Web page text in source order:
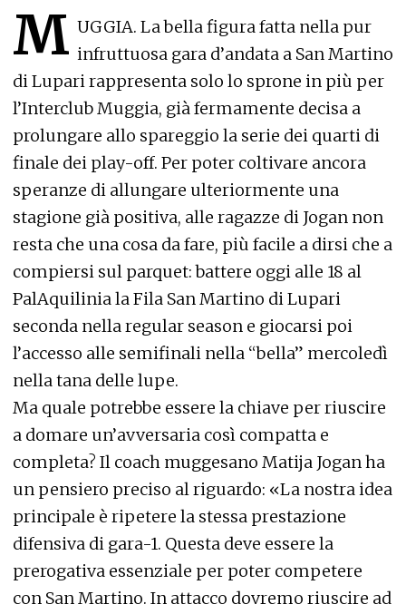
M UGGIA. La bella figura fatta nella pur
infruttuosa gara d’andata a San Martino
di Lupari rappresenta solo lo sprone in più per
l’Interclub Muggia, già fermamente decisa a
prolungare allo spareggio la serie dei quarti di
finale dei play-off. Per poter coltivare ancora
speranze di allungare ulteriormente una
stagione già positiva, alle ragazze di Jogan non
resta che una cosa da fare, più facile a dirsi che a
compiersi sul parquet: battere oggi alle 18 al
PalAquilinia la Fila San Martino di Lupari
seconda nella regular season e giocarsi poi
l’accesso alle semifinali nella “bella” mercoledì
nella tana delle lupe.
Ma quale potrebbe essere la chiave per riuscire
a domare un’avversaria così compatta e
completa? Il coach muggesano Matija Jogan ha
un pensiero preciso al riguardo: «La nostra idea
principale è ripetere la stessa prestazione
difensiva di gara-1. Questa deve essere la
prerogativa essenziale per poter competere
con San Martino. In attacco dovremo riuscire ad